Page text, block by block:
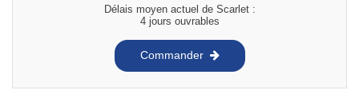
Délais moyen actuel de Scarlet :
4 jours ouvrables
Commander